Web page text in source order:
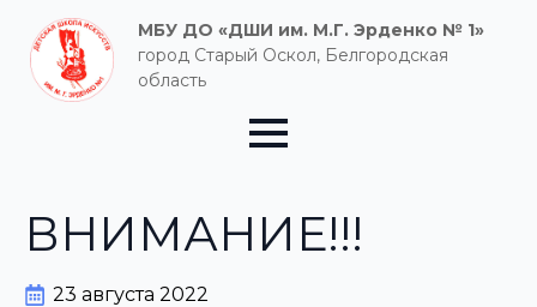
МБУ ДО «ДШИ им. М.Г. Эрденко № 1»
город Старый Оскол, Белгородская
область
ВНИМАНИЕ!!!
23 августа 2022